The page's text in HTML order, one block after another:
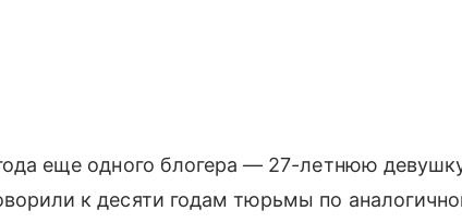
еще одного блогера — 27-летнюю
к десяти годам тюрьмы по